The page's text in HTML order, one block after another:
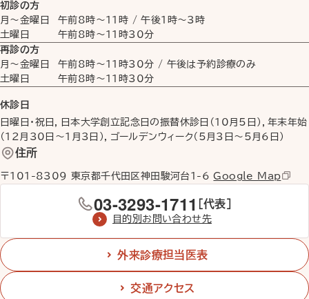
初診の方
月〜金曜日
午前8時〜11時 /午後1時〜3時
土曜日
午前8時〜11時30分
再診の方
月〜金曜日
午前8時〜11時30分 / 午後は予約診療のみ
土曜日
午前8時〜11時30分
休診日
日曜日・祝日，日本大学創立記念日の振替休診日（10月5日），年末年始
（12月30日〜1月3日），ゴールデンウィーク（5月3日〜5月6日）
住所
〒101-8309 東京都千代田区神田駿河台1-6Google Map
03-3293-1711 ［代表］
目的別お問い合わせ先
外来診療担当医表
交通アクセス